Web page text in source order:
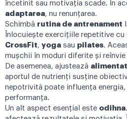
încetinit sau motivația scade. În
adaptarea, nu renunțarea.
Schimbă rutina de antrenament
Înlocuiește exercițiile repetitive cu
CrossFit, yoga sau pilates.
mușchii în moduri diferite și
De asemenea, ajustează
aportul de nutrienți susține
nepotrivită poate influența energia,
performanța.
Un alt aspect esențial este odihna